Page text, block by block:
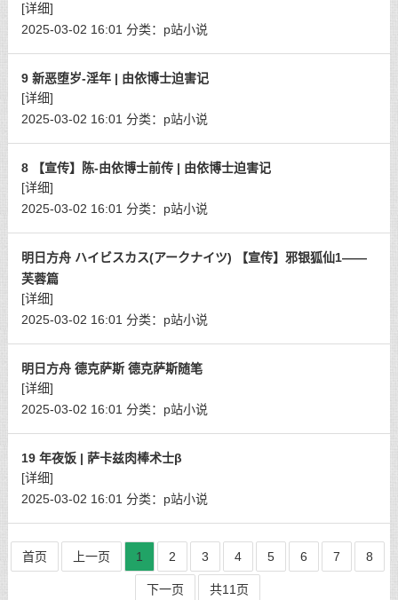
[详细]
2025-03-02 16:01 分类： p站小说
9 新恶堕岁-淫年 | 由依博士迫害记
[详细]
2025-03-02 16:01 分类： p站小说
8 【宣传】陈-由依博士前传 | 由依博士迫害记
[详细]
2025-03-02 16:01 分类： p站小说
明日方舟 ハイビスカス(アークナイツ) 【宣传】邪银狐仙1——
芙蓉篇
[详细]
2025-03-02 16:01 分类： p站小说
明日方舟 德克萨斯 德克萨斯随笔
[详细]
2025-03-02 16:01 分类： p站小说
19 年夜饭 | 萨卡兹肉棒术士β
[详细]
2025-03-02 16:01 分类： p站小说
首页 上一页 1 2 3 4 5 6 7 8
下一页 共11页